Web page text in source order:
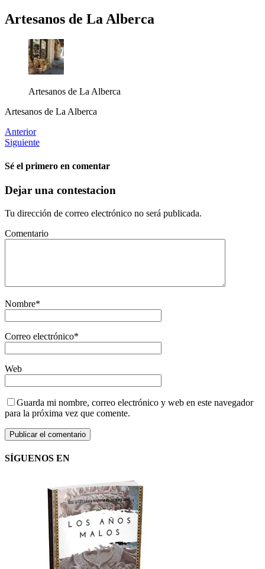
Artesanos de La Alberca
Artesanos de La Alberca
Artesanos de La Alberca
Anterior
Siguiente
Sé el primero en comentar
Dejar una contestacion
Tu dirección de correo electrónico no será publicada.
Comentario
Nombre*
Correo electrónico*
Web
Guarda mi nombre, correo electrónico y web en este navegador
para la próxima vez que comente.
SÍGUENOS EN